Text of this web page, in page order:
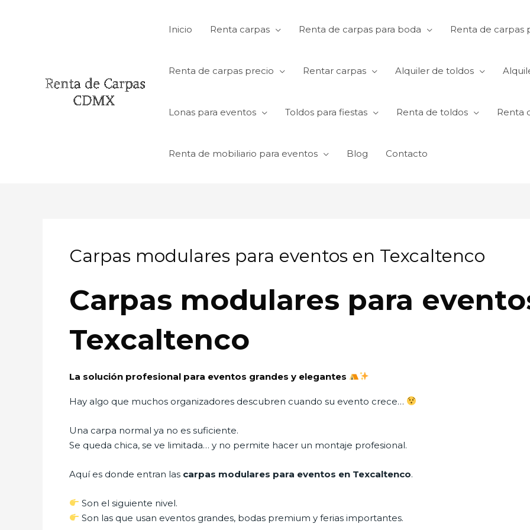
Inicio Renta carpas Renta de carpas para boda Renta de carpas
Renta de carpas precio Rentar carpas Alquiler de toldos
Lonas para eventos Toldos para fiestas Renta de toldos Renta
Renta de mobiliario para eventos Blog Contacto
Carpas modulares para eventos en Texcaltenco
Carpas modulares para
Texcaltenco
La solución profesional para eventos grandes y elegantes
Hay algo que muchos organizadores descubren cuando su evento crece…
Una carpa normal ya no es suficiente.
Se queda chica, se ve limitada… y no permite hacer un montaje profesional.
Aquí es donde entran las carpas modulares para eventos en Texcaltenco.
Son el siguiente nivel.
Son las que usan eventos grandes, bodas premium y ferias importantes.